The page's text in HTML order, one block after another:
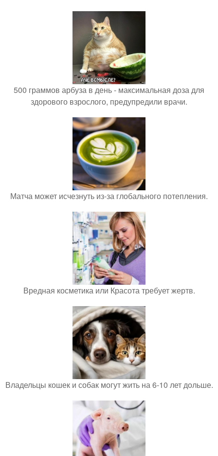
500 граммов арбуза в день - максимальная доза для
здорового взрослого, предупредили врачи.
Матча может исчезнуть из-за глобального потепления.
Вредная косметика или Красота требует жертв.
Владельцы кошек и собак могут жить на 6-10 лет дольше.